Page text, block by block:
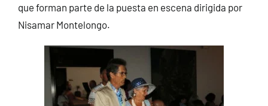
que forman parte de la puesta en escena dirigida por
Nisamar Montelongo.